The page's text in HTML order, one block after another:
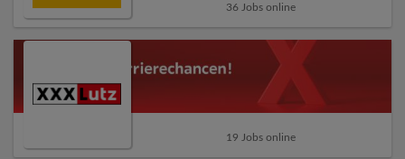
36 Jobs online
19 Jobs online